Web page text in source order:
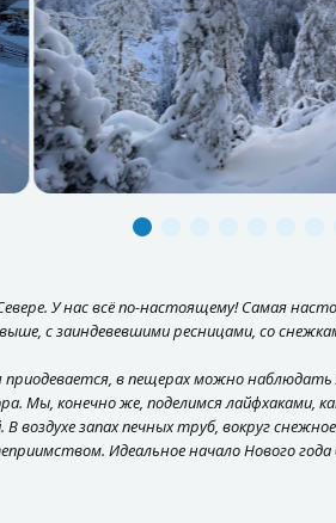
У нас всё по-настоящему! Самая
с заиндевевшими ресницами, со
в пещерах можно
Мы, конечно же, поделимся лайфхаками,
запах печных труб, вокруг
Идеальное начало Нового